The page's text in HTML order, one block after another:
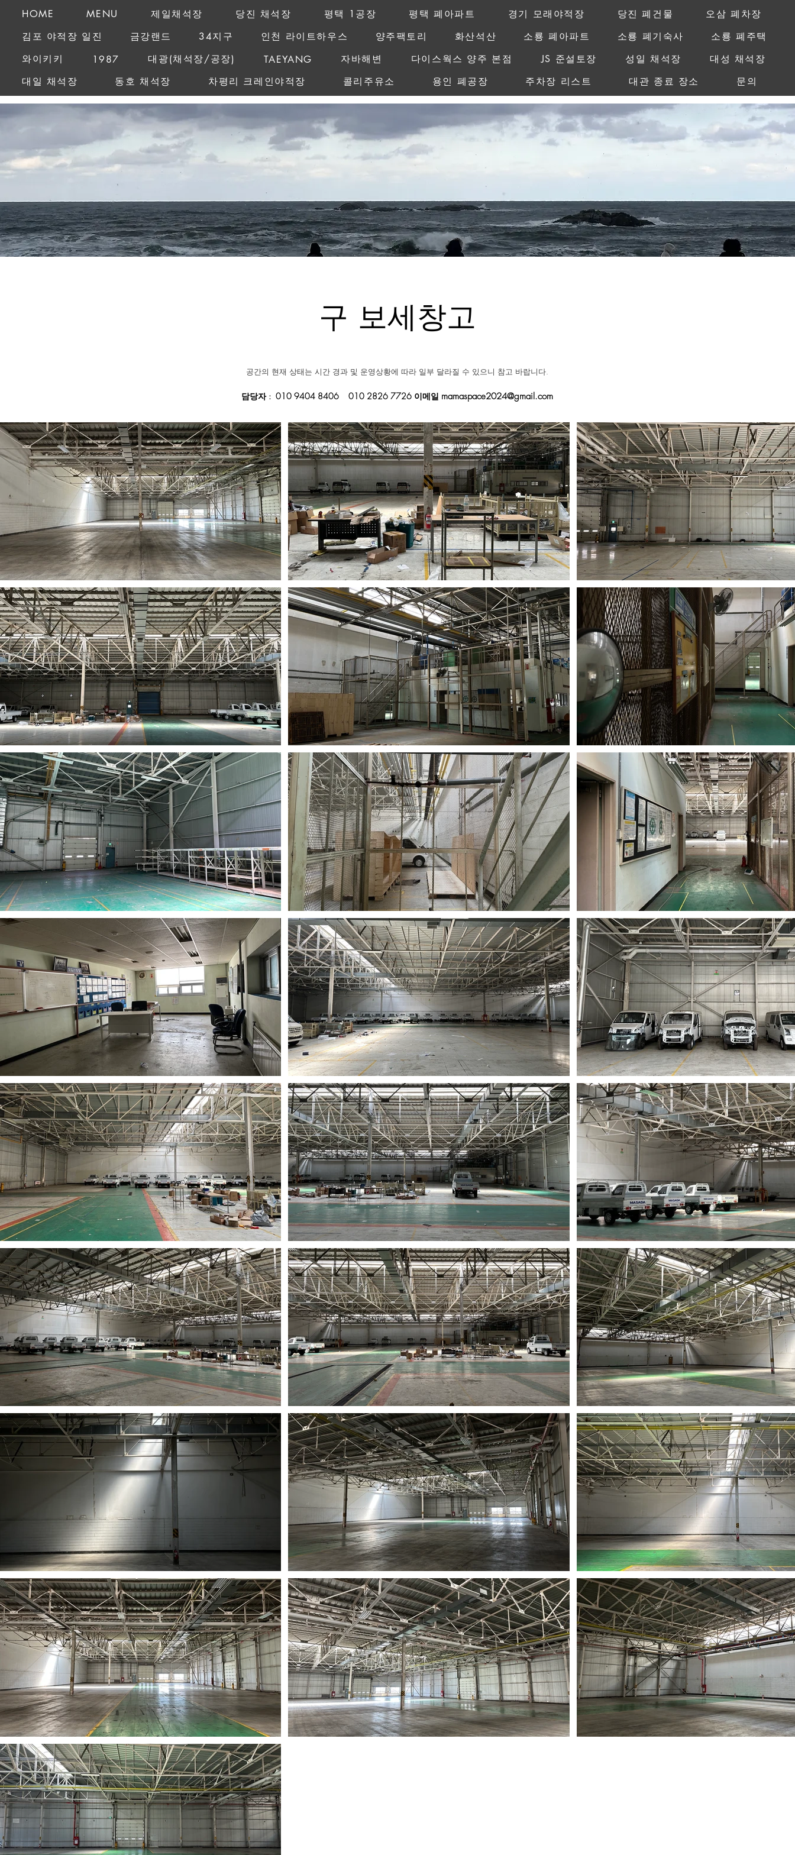
HOME MENU 제일채석장 당진 채석장 평택 1공장 평택 폐아파트 경기 모래야적장 당진 폐건물
오삼 폐차장
김포 야적장 일진
금강랜드 34지구 인천 라이트하우스 양주팩토리 화산석산 소룡 폐아파트 소룡 폐기숙사
소룡 폐주택
와이키키
1987 대광(채석장/공장) TAEYANG 자바해변 다이스웍스 양주 본점 JS 준설토장 성일 채석장
대성 채석장
대일 채석장
동호 채석장 차평리 크레인야적장 콜리주유소 용인 폐공장 주차장 리스트 대관 종료 장소 문의
구 보세창고
공간의 현재 상태는 시간 경과 및 운영상황에 따라 일부 달라질 수 있으니 참고 바랍니다.​
담당자 : 010 9404 8406 010 2826 7726 이메일 mamaspace2024@gmail.com
MAMAGO